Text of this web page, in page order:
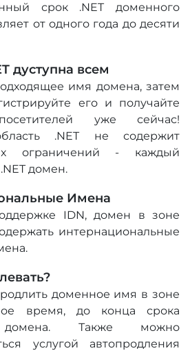
срок .NET доменного
от одного года до десяти
дуступна всем
имя домена, затем
его и получайте
уже сейчас!
.NET не содержит
ограничений - каждый
домен.
Имена
IDN, домен в зоне
интернациональные
доменное имя в зоне
время, до конца срока
домена. Также можно
услугой автопродления